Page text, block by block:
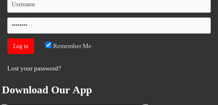
Remember Me
Lost your password?
Download Our App